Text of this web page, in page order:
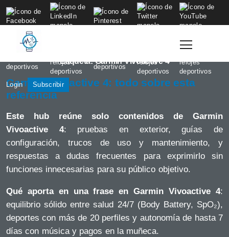
to
content
Login Subscribir
Etiqueta:Garmin Vivoactive 4
Garmin Vivoactive 4: todo sobre esta
referencia
Este hub reúne solo contenidos de Garmin
Vivoactive 4: pruebas en exterior, guías de
configuración, trucos de uso y mantenimiento, y
respuestas a dudas frecuentes para exprimirlo sin
funciones innecesarias para su público objetivo.
Qué aporta en una frase en Garmin Vivoactive 4:
equilibrio sólido entre salud 24/7 (Body Battery, SpO₂),
deportes con más de 20 perfiles y autonomía de hasta 7
días con música y pagos en la muñeca.